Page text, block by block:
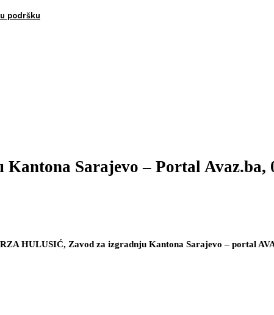
podršku
Sarajevo – Portal Avaz.ba,
HULUSIĆ, Zavod za izgradnju Kantona Sarajevo – portal